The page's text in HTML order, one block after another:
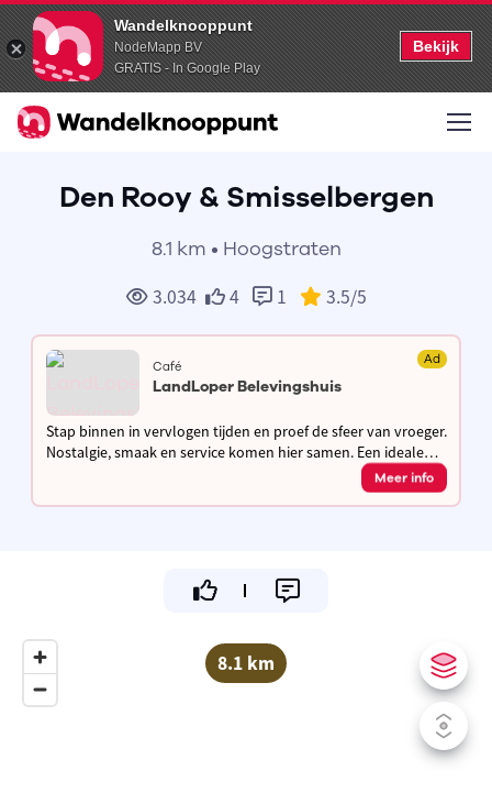
Wandelknooppunt
NodeMapp BV
GRATIS - In Google Play
Bekijk
Den Rooy & Smisselbergen
8.1 km • Hoogstraten
3.034 4 1 3.5/5
Café Ad
LandLoper Belevingshuis
Stap binnen in vervlogen tijden en proef de sfeer van vroeger.
Nostalgie, smaak en service komen hier samen. Een ideale
stopplaats om even te verpozen in ons tuinterras of binnen
Meer info
8.1 km